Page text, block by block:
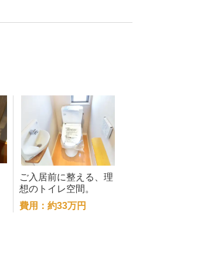
ご入居前に整える、理
想のトイレ空間。
費用：約33万円